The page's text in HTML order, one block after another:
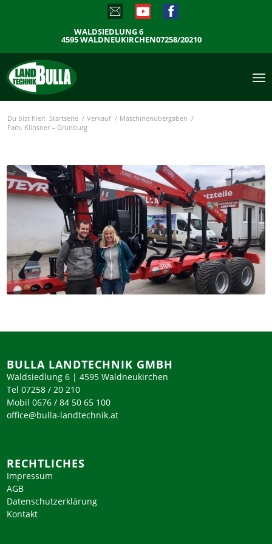
WALDSIEDLUNG 6
4595 WALDNEUKIRCHEN07258/20210
Du bist hier: Startseite / Verkauf / Maschinenübergaben /
Fam. Klinsner – Grünburg
BULLA LANDTECHNIK GMBH
Waldsiedlung 6 | 4595 Waldneukirchen
Tel 07258 / 20 210
Mobil 0676 / 84 50 65 100
office@bulla-landtechnik.at
RECHTLICHES
Impressum
AGB
Datenschutzerklärung
Kontakt